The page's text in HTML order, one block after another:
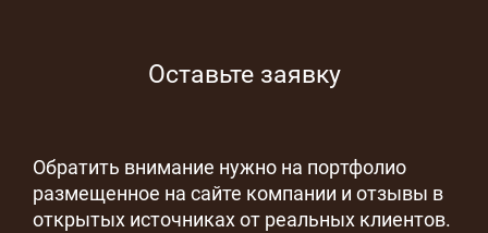
Оставьте заявку
Обратить внимание нужно на портфолио
размещенное на сайте компании и отзывы в
открытых источниках от реальных клиентов.